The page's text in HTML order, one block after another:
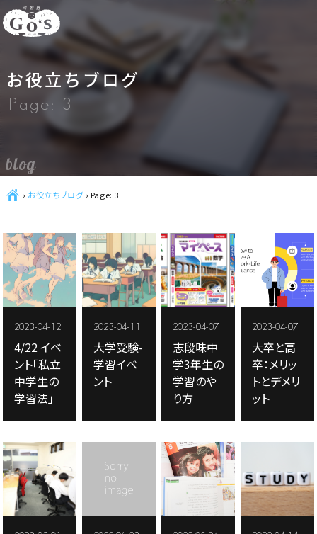
blog
お役立ちブログ
Page: 3
Ç › お役立ちブログ› Page: 3
2023-04-12
4/22 イベ
ント「私立
中学生の
学習法」
2023-04-11
大学受験-
学習イベ
ント
2023-04-07
志段味中
学3年生の
学習のや
り方
2023-04-07
大卒と高
卒：メリッ
トとデメリ
ット